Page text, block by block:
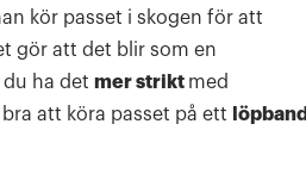
kör passet i skogen för att
gör att det blir som en
ha det mer strikt med
att köra passet på ett